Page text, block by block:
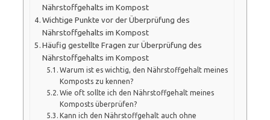
Nährstoffgehalts im Kompost
Wichtige Punkte vor der Überprüfung des
Nährstoffgehalts im Kompost
Häufig gestellte Fragen zur Überprüfung des
Nährstoffgehalts im Kompost
Warum ist es wichtig, den Nährstoffgehalt meines
Komposts zu kennen?
Wie oft sollte ich den Nährstoffgehalt meines
Komposts überprüfen?
Kann ich den Nährstoffgehalt auch ohne